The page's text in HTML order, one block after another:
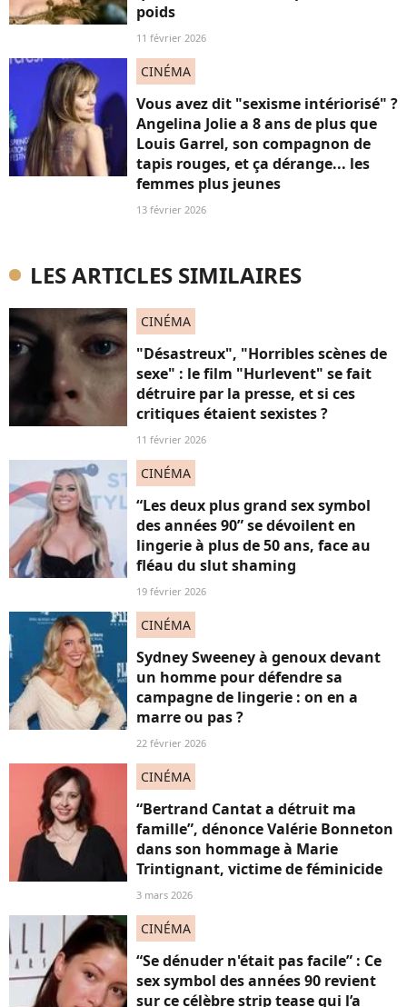
poids
11 février 2026
CINÉMA
Vous avez dit "sexisme intériorisé" ?
Angelina Jolie a 8 ans de plus que
Louis Garrel, son compagnon de
tapis rouges, et ça dérange... les
femmes plus jeunes
13 février 2026
LES ARTICLES SIMILAIRES
CINÉMA
"Désastreux", "Horribles scènes de
sexe" : le film "Hurlevent" se fait
détruire par la presse, et si ces
critiques étaient sexistes ?
11 février 2026
CINÉMA
“Les deux plus grand sex symbol
des années 90” se dévoilent en
lingerie à plus de 50 ans, face au
fléau du slut shaming
19 février 2026
CINÉMA
Sydney Sweeney à genoux devant
un homme pour défendre sa
campagne de lingerie : on en a
marre ou pas ?
22 février 2026
CINÉMA
“Bertrand Cantat a détruit ma
famille”, dénonce Valérie Bonneton
dans son hommage à Marie
Trintignant, victime de féminicide
3 mars 2026
CINÉMA
“Se dénuder n'était pas facile” : Ce
sex symbol des années 90 revient
sur ce célèbre strip tease qui l’a